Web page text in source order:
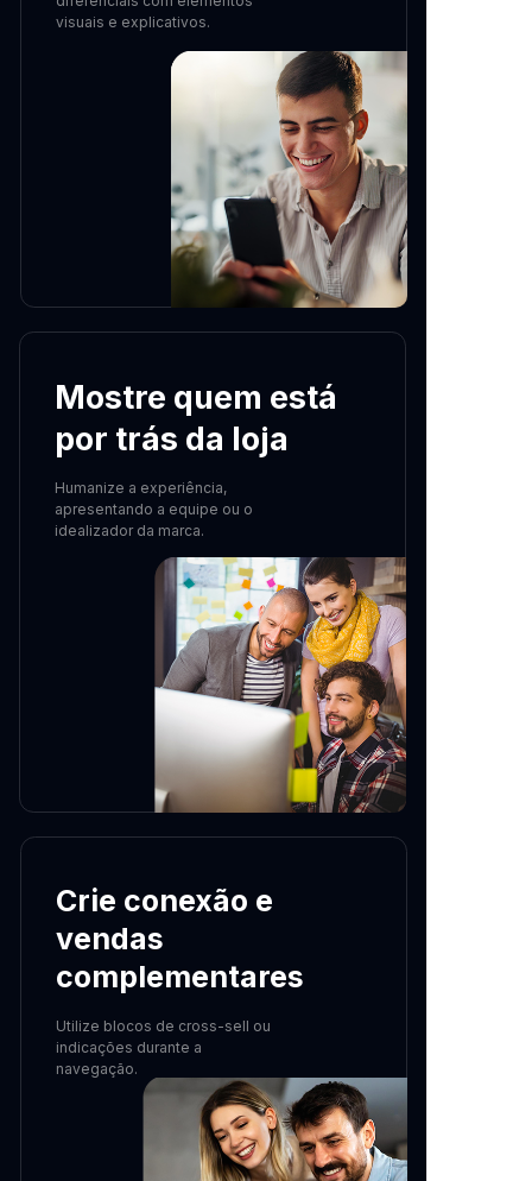
visuais e explicativos.
Humanize a experiência,
apresentando a equipe ou o
idealizador da marca.
Mostre quem está
por trás da loja
Utilize blocos de cross-sell ou
indicações durante a
navegação.
Crie conexão e
vendas
complementares